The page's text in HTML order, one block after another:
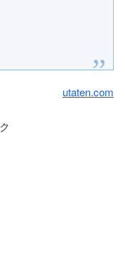
utaten.com